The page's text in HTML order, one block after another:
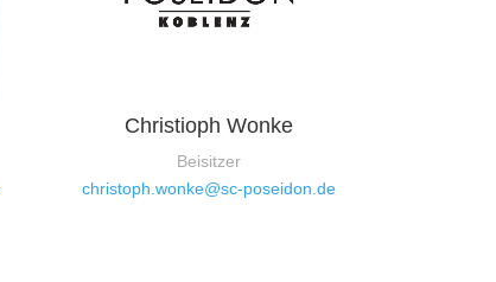
Christioph Wonke
Beisitzer
christoph.wonke@sc-poseidon.de